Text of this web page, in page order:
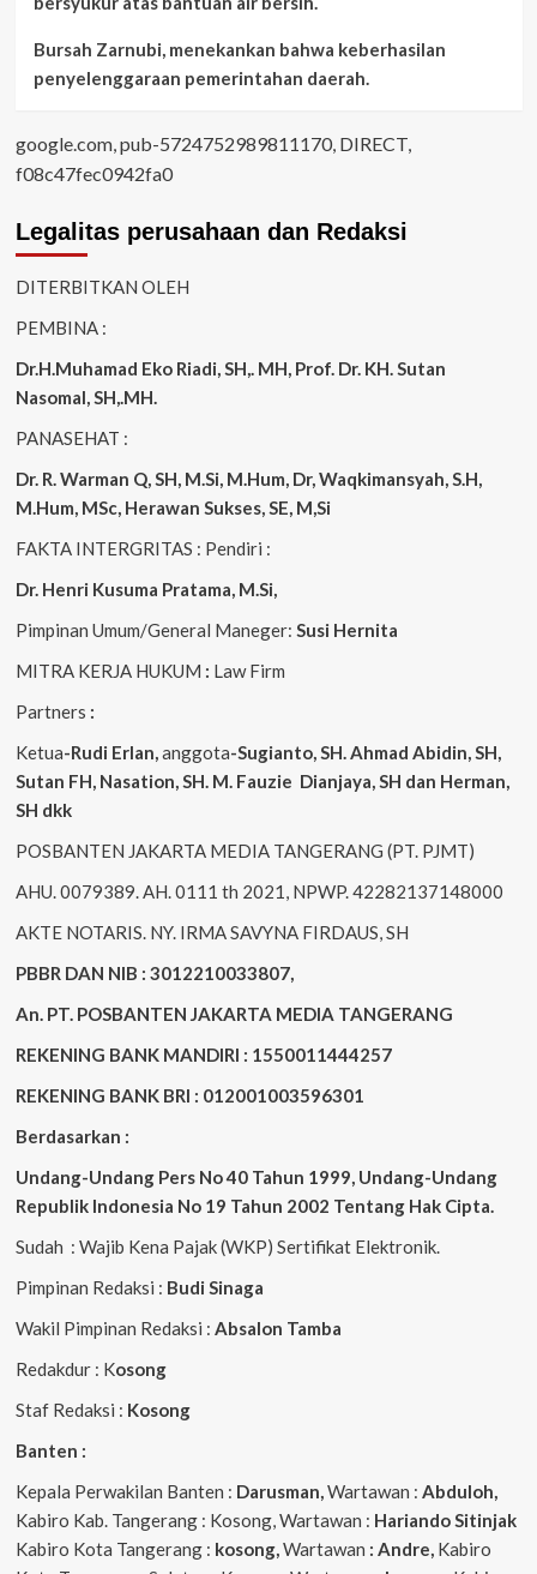
Bursah Zarnubi, menekankan bahwa keberhasilan
penyelenggaraan pemerintahan daerah.
google.com, pub-5724752989811170, DIRECT,
f08c47fec0942fa0
Legalitas perusahaan dan Redaksi
DITERBITKAN OLEH
PEMBINA :
Dr.H.Muhamad Eko Riadi , SH,. MH , Prof. Dr. KH. Sutan
Nasomal, SH,.MH.
PANASEHAT :
Dr. R. Warman Q, SH, M.Si, M.Hum Dr, Waqkimansyah, S.H,
M.Hum, MSc, Herawan Sukses, SE, M,Si
FAKTA INTERGRITAS : Pendiri :
Dr. Henri Kusuma Pratama, M.Si
Pimpinan Umum/General Maneger: Susi Hernita
MITRA KERJA HUKUM : Law Firm
Partners :
Ketua-Rudi Erlan anggota-Sugianto, SH. Ahmad Abidin , SH,
Sutan FH, Nasation , SH. M. Fauzie Dianjaya , SH dan Herman,
SH dkk
POSBANTEN JAKARTA MEDIA TANGERANG (PT. PJMT)
AHU. 0079389. AH. 0111 th 2021, NPWP. 42282137148000
AKTE NOTARIS. NY. IRMA SAVYNA FIRDAUS, SH
PBBR DAN NIB : 3012210033807,
An. PT. POSBANTEN JAKARTA MEDIA TANGERANG
REKENING BANK MANDIRI : 1550011444257
REKENING BANK BRI : 012001003596301
Berdasarkan :
Undang-Undang Pers No 40 Tahun 1999, Undang-Undang
Republik Indonesia No 19 Tahun 2002 Tentang Hak Cipta
Sudah : Wajib Kena Pajak (WKP) Sertifikat Elektronik.
Pimpinan Redaksi : Budi Sinaga
Wakil Pimpinan Redaksi : Absalon Tamba
Redakdur : Kosong
Staf Redaksi : Kosong
Banten :
Kepala Perwakilan Banten : Darusman, Wartawan : Abduloh,
Kabiro Kab. Tangerang : Kosong, Wartawan : Hariando Sitinjak
Kabiro Kota Tangerang : kosong, Wartawan : Andre, Kabiro